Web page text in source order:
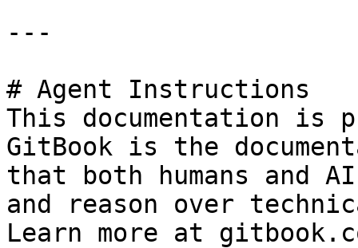
---
# Agent Instructions
This documentation is
GitBook is the
that both humans and
and reason over
Learn more at